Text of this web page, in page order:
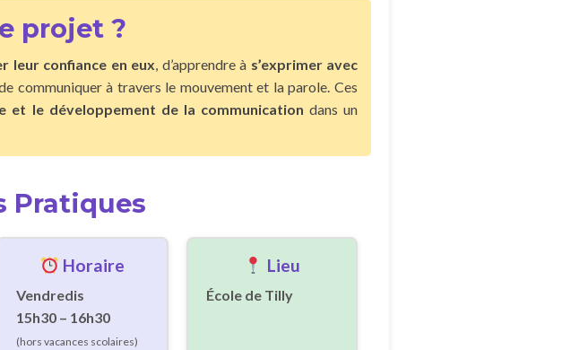
projet ?
leur confiance en eux, d’apprendre à s’exprimer avec
communiquer à travers le mouvement et la parole. Ces
et le développement de la communication dans un
Pratiques
Horaire
Vendredis
15h30 – 16h30
(hors vacances scolaires)
Lieu
École de Tilly